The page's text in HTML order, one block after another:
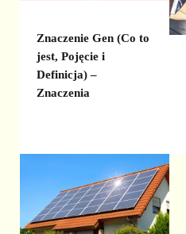
Znaczenie Gen (Co to
jest, Pojęcie i
Definicja) –
Znaczenia